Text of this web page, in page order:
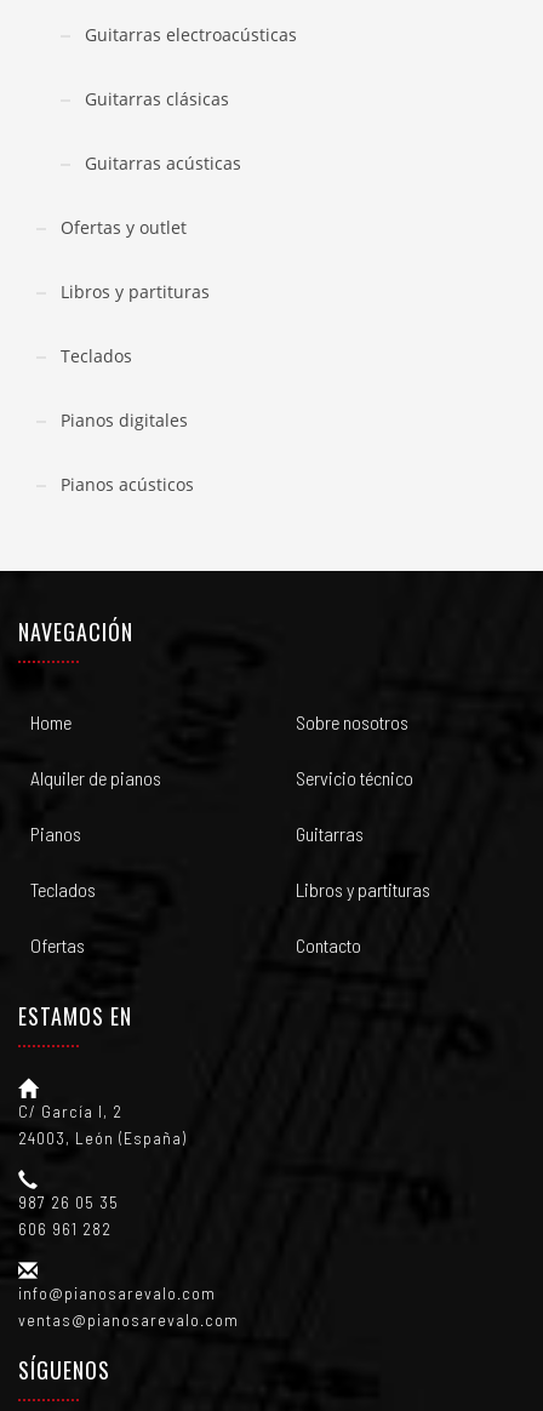
Guitarras electroacústicas
Guitarras clásicas
Guitarras acústicas
Ofertas y outlet
Libros y partituras
Teclados
Pianos digitales
Pianos acústicos
NAVEGACIÓN
Home Sobre nosotros
Alquiler de pianos Servicio técnico
Pianos Guitarras
Teclados Libros y partituras
Ofertas Contacto
ESTAMOS EN
C/ García I, 2
24003, León (España)
987 26 05 35
606 961 282
info@pianosarevalo.com
ventas@pianosarevalo.com
SÍGUENOS